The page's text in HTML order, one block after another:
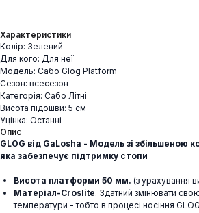
Характеристики
Колір: Зелений
Для кого: Для неї
Модель: Сабо Glog Platform
Сезон: всесезон
Категорія: Сабо Літні
Висота підошви: 5 см
Уцінка: Останні
Опис
GLOG від GaLosha - Модель зі збільшеною
яка забезпечує підтримку стопи
Висота платформи 50 мм. (з урахування
Матеріал-Croslite. Здатний змінювати
температури - тобто в процесі носіння